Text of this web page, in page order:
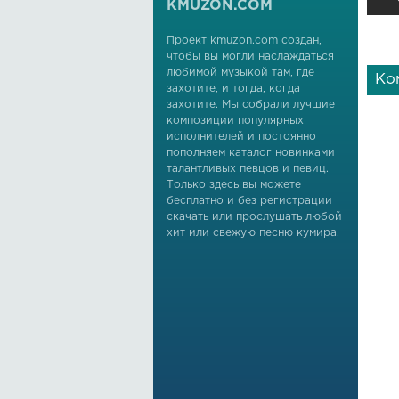
KMUZON.COM
Проект kmuzon.com создан,
чтобы вы могли наслаждаться
любимой музыкой там, где
захотите, и тогда, когда
захотите. Мы собрали лучшие
композиции популярных
исполнителей и постоянно
пополняем каталог новинками
талантливых певцов и певиц.
Только здесь вы можете
бесплатно и без регистрации
скачать или прослушать любой
хит или свежую песню кумира.